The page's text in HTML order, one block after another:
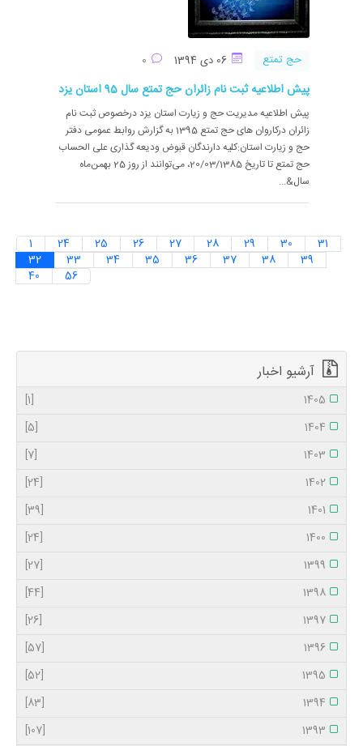
حج تمتع 06 دی 1394
پیش اطلاعیه ثبت نام زائران حج تمتع سال 95 استان یزد
پیش اطلاعیه مدیریت حج و زیارت استان یزد درخصوص ثبت نام
زائران درکاروان های حج تمتع 1395 به گزارش روابط عمومی دفتر
حج و زیارت استان:کلیه دارندگان قبوض ودیعه گذاری علی الحساب
حج تمتع تا تاریخ 20/03/1385، می‌توانند از روز 25 بهمن‌ماه
سال&...
1 24 25 26 27 28 29 30
31
32
33 34 35 36 37 38
39
40
56
آرشیو اخبار
1405
[1]
1404
[5]
1403
[7]
1402
[24]
1401
[39]
1400
[24]
1399
[27]
1398
[44]
1397
[26]
1396
[57]
1395
[52]
1394
[83]
1393
[107]